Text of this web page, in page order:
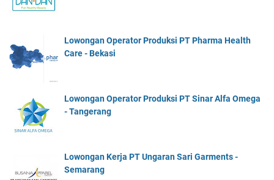
Lowongan Operator Produksi PT Pharma Health
Care - Bekasi
Lowongan Operator Produksi PT Sinar Alfa Omega
- Tangerang
Lowongan Kerja PT Ungaran Sari Garments -
Semarang